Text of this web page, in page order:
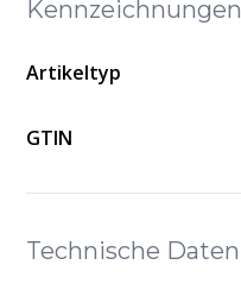
Technische Daten
Kennzeichnungen
Artikeltyp
GTIN